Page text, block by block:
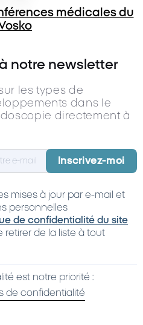
médicales du
notre newsletter
les types de
dans le
directement à
mises à jour par e-mail et
personnelles
de confidentialité du site
retirer de la liste à tout
est notre priorité :
de confidentialité